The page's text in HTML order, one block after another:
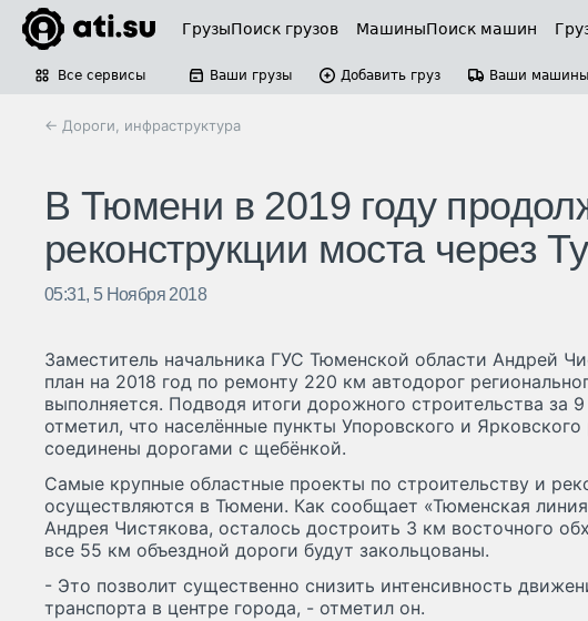
ГрузыПоиск грузов МашиныПоиск машин
Все сервисы Ваши грузы Добавить груз Ваши машины
← Дороги, инфраструктура
В Тюмени в 2019 году
реконструкции моста через
05:31, 5 Ноября 2018
Заместитель начальника ГУС Тюменской области Андрей
план на 2018 год по ремонту 220 км автодорог
выполняется. Подводя итоги дорожного строительства за
отметил, что населённые пункты Упоровского и
соединены дорогами с щебёнкой.
Самые крупные областные проекты по строительству и
осуществляются в Тюмени. Как сообщает «Тюменская
Андрея Чистякова, осталось достроить 3 км восточного
все 55 км объездной дороги будут закольцованы.
- Это позволит существенно снизить интенсивность
транспорта в центре города, - отметил он.